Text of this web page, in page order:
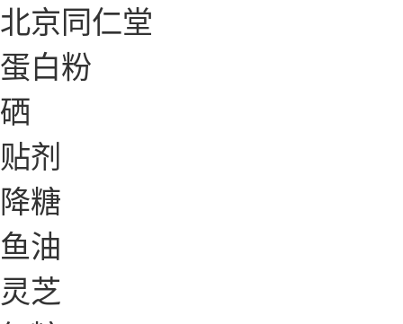
北京同仁堂
蛋白粉
硒
贴剂
降糖
鱼油
灵芝